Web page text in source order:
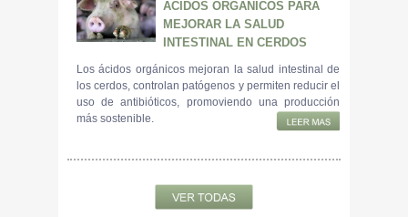
ÁCIDOS ORGÁNICOS PARA
MEJORAR LA SALUD
INTESTINAL EN CERDOS
Los ácidos orgánicos mejoran la salud intestinal de
los cerdos, controlan patógenos y permiten reducir el
uso de antibióticos, promoviendo una producción
más sostenible.